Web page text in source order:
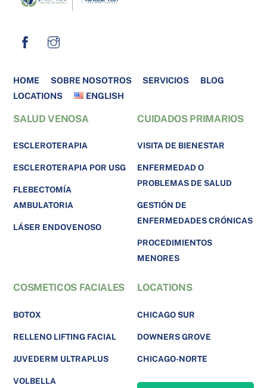
HOME SOBRE NOSOTROS SERVICIOS
BLOG
LOCATIONS
ENGLISH
SALUD VENOSA
ESCLEROTERAPIA
ESCLEROTERAPIA POR USG
FLEBECTOMÍA
AMBULATORIA
LÁSER ENDOVENOSO
CUIDADOS PRIMARIOS
VISITA DE BIENESTAR
ENFERMEDAD O
PROBLEMAS DE SALUD
GESTIÓN DE
ENFERMEDADES CRÓNICAS
PROCEDIMIENTOS
MENORES
COSMETICOS FACIALES
BOTOX
RELLENO LIFTING FACIAL
JUVEDERM ULTRAPLUS
VOLBELLA
LOCATIONS
CHICAGO SUR
DOWNERS GROVE
CHICAGO-NORTE